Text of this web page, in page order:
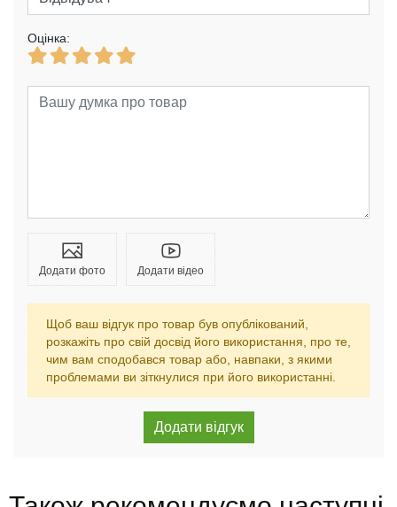
Оцінка:
Додати фото Додати відео
Щоб ваш відгук про товар був опублікований,
розкажіть про свій досвід його використання, про те,
чим вам сподобався товар або, навпаки, з якими
проблемами ви зіткнулися при його використанні.